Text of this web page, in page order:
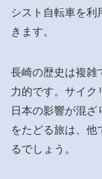
シスト自転車を利
きます。
長崎の歴史は複雑
力的です。サイク
日本の影響が混
をたどる旅は、他
るでしょう。